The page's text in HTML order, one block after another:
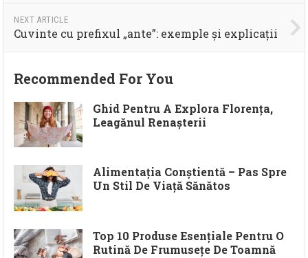
NEXT ARTICLE
Cuvinte cu prefixul „ante”: exemple și explicații
Recommended For You
Ghid Pentru A Explora Florența,
Leagănul Renașterii
Alimentația Conștientă – Pas Spre
Un Stil De Viață Sănătos
Top 10 Produse Esențiale Pentru O
Rutină De Frumusețe De Toamnă